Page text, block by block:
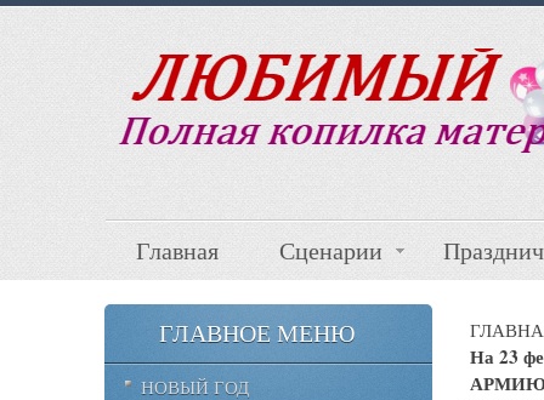
Главная Сценарии
На 23
ГЛАВНОЕ МЕНЮ
НОВЫЙ ГОД